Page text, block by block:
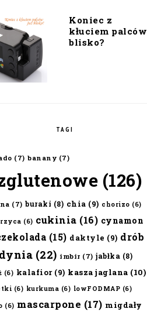
Koniec z
kłuciem palców
blisko?
TAGI
(7) banany (7)
(126)
(7) buraki (8) chia (9) chorizo (6)
(6) cukinia (16) cynamon
(15) daktyle (9) drób
dynia (22) imbir (7) jabłka (8)
(6) kalafior(9) kasza jaglana (10)
(6) kurkuma (6) lowFODMAP (6)
(6) mascarpone (17) migdały